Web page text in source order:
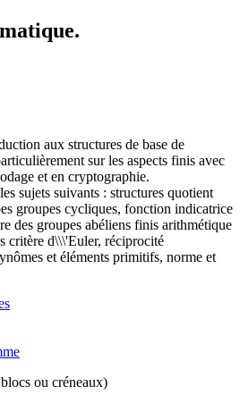
aux structures de base de
sur les aspects finis avec
et en cryptographie.
sujets suivants : structures quotient
groupes cycliques, fonction indicatrice
des groupes abéliens finis arithmétique
critère d\\\'Euler, réciprocité
et éléments primitifs, norme et
ou créneaux)